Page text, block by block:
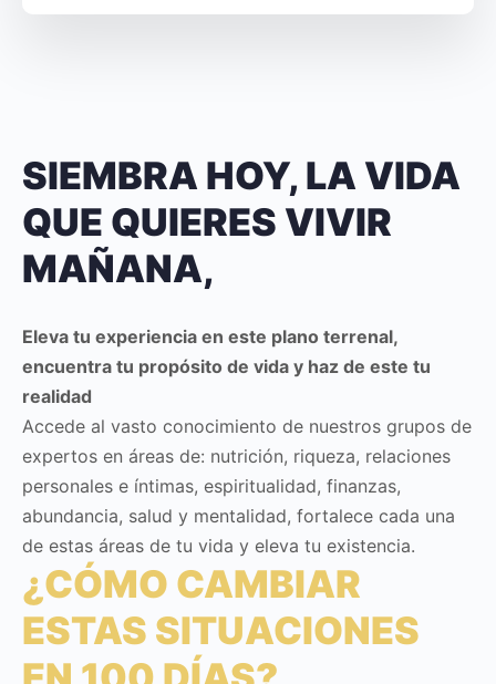
SIEMBRA HOY, LA VIDA
QUE QUIERES VIVIR
MAÑANA,
Eleva tu experiencia en este plano terrenal,
encuentra tu propósito de vida y haz de este tu
realidad
Accede al vasto conocimiento de nuestros grupos de
expertos en áreas de: nutrición, riqueza, relaciones
personales e íntimas, espiritualidad, finanzas,
abundancia, salud y mentalidad, fortalece cada una
de estas áreas de tu vida y eleva tu existencia.
¿CÓMO CAMBIAR
ESTAS SITUACIONES